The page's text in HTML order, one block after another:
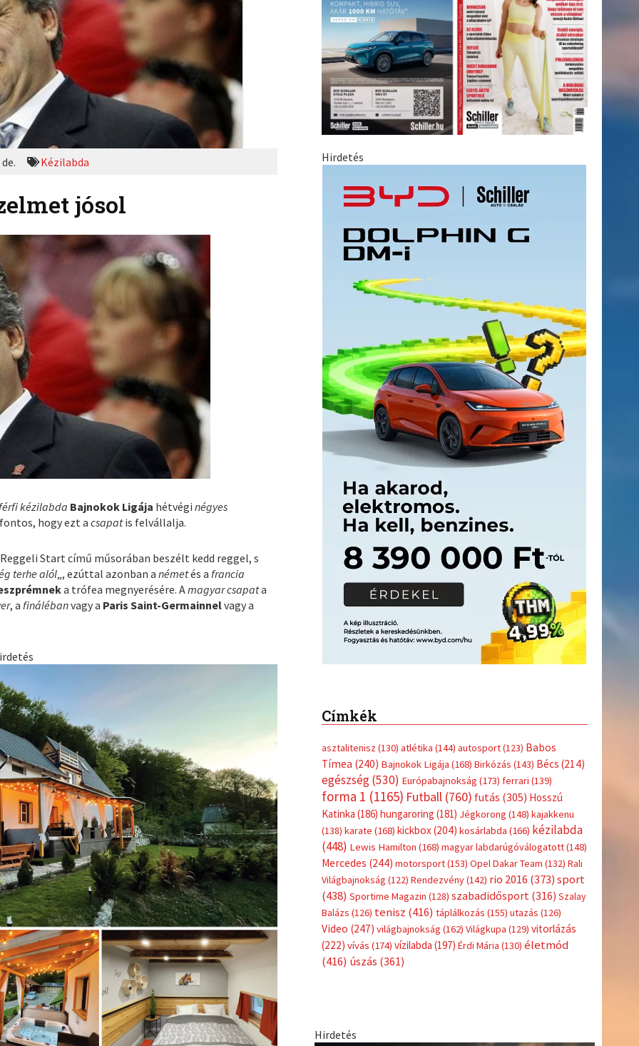
Kézilabda
jósol
kézilabda Bajnokok Ligája hétvéginégyes
hogy ezt acsapatis felvállalja.
Start című műsorában beszélt kedd reggel, s
terhe alól„, ezúttal azonban anémetés afrancia
a trófea megnyerésére. Amagyar csapata
, afinálébanvagy a Paris Saint-Germainnelvagy a
Hirdetés
Címkék
asztalitenisz (130) atlétika (144) autosport(123) Babos
Tímea (240) Bajnokok Ligája (168) Birkózás (143) Bécs (214)
egészség(530) Európabajnokság (173) ferrari (139)
forma 1 (1165) Futball(760) futás (305) Hosszú
Katinka (186) hungaroring (181) Jégkorong (148) kajakkenu
(138) karate (168) kickbox(204) kosárlabda (166) kézilabda
(448) Lewis Hamilton (168) magyar labdarúgóválogatott(148)
Mercedes (244) motorsport(153) Opel Dakar Team (132) Rali
Világbajnokság (122) Rendezvény(142) rio 2016 (373) sport
(438) Sportime Magazin (128) szabadidősport (316) Szalay
Balázs (126) tenisz (416) táplálkozás (155) utazás (126)
Video (247) világbajnokság (162) Világkupa (129) vitorlázás
(222) vívás (174) vízilabda (197) Érdi Mária (130) életmód
(416) úszás (361)
Hirdetés